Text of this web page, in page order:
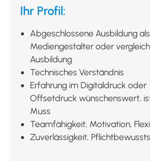
Ihr Profil:
Abgeschlossene Ausbildung als
Mediengestalter oder
Ausbildung
Technisches Verständnis
Erfahrung im Digitaldruck oder
Offsetdruck wünschenswert,
Muss
Teamfähigkeit, Motivation,
Zuverlässigkeit,